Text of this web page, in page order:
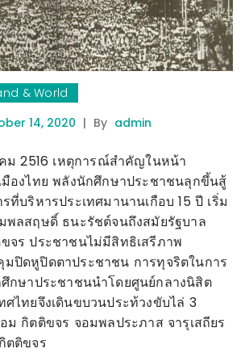
& World
14, 2020 | By admin
ม 2516 เหตุการณ์สำคัญในหน้า
มืองไทย พลังนักศึกษาประชาชนลุกขึ้นสู้
ที่บริหารประเทศมานานเกือบ 15 ปี เริ่ม
พลสฤษดิ์ ธนะรัชต์จนถึงสมัยรัฐบาล
จร ประชาชนไม่มีสิทธิเสรีภาพ
ปิดหูปิดตาประชาชน การทุจริตในการ
กษาประชาชนนำโดยศูนย์กลางนิสิต
ศไทยจึงเดินขบวนประท้วงขับไล่ 3
กิตติขจร จอมพลประภาส จารุเสถียร
ตติขจร